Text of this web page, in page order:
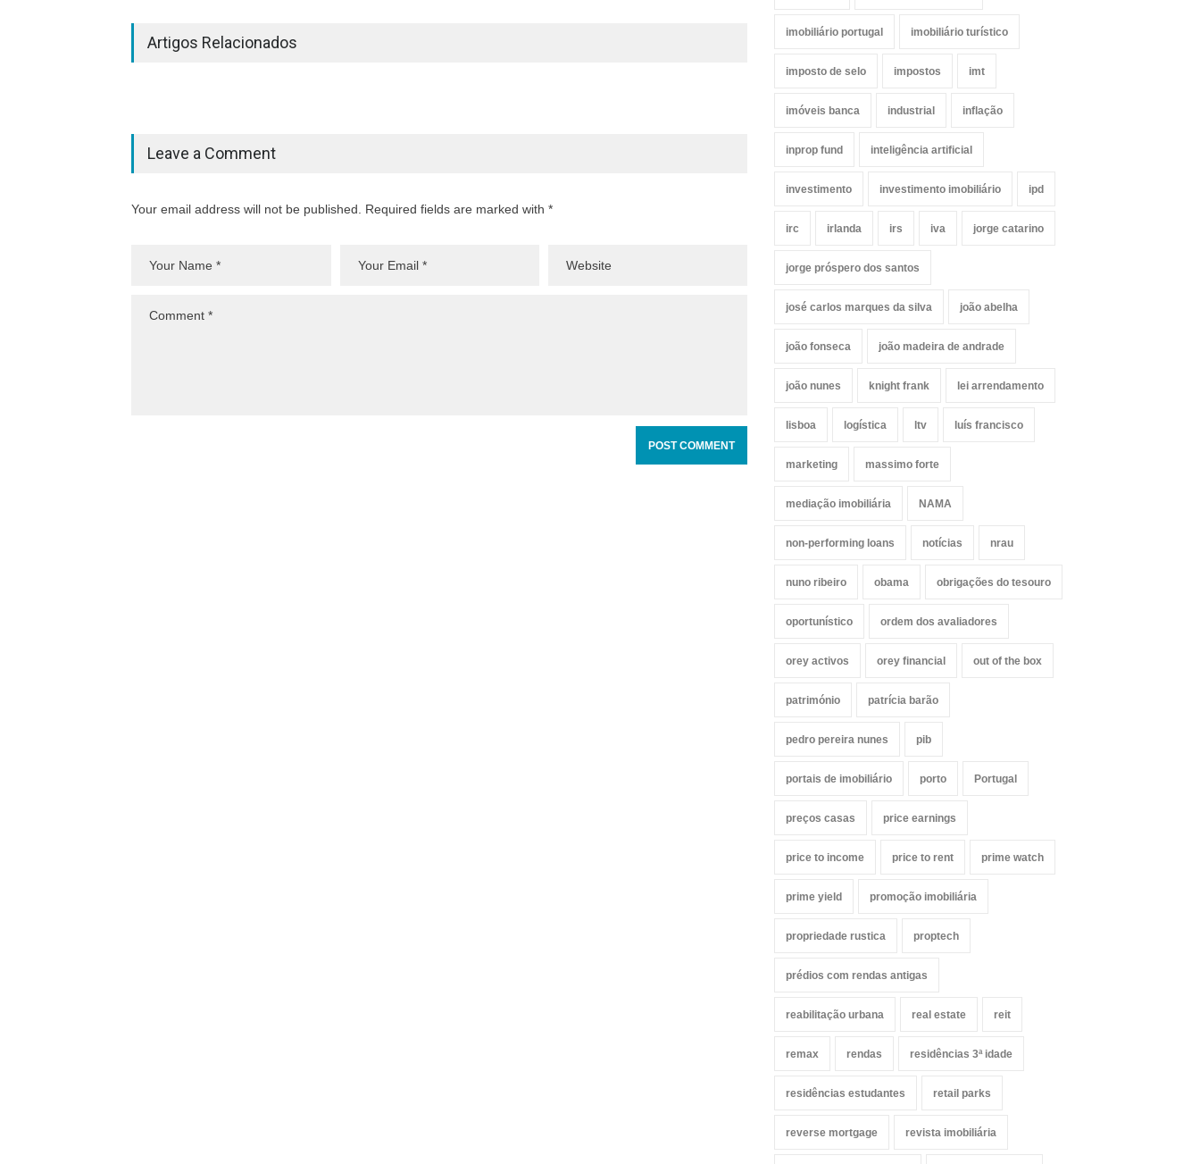
Artigos Relacionados
Leave a Comment
Your email address will not be published. Required fields are marked with *
imobiliário portugal imobiliário turístico
imposto de selo impostos imt
imóveis banca industrial inflação
inprop fund inteligência artificial
investimento investimento imobiliário ipd
irc irlanda irs iva jorge catarino
jorge próspero dos santos
josé carlos marques da silva joão abelha
joão fonseca joão madeira de andrade
joão nunes knight frank lei arrendamento
lisboa logística ltv luís francisco
marketing massimo forte
mediação imobiliária NAMA
non-performing loans notícias nrau
nuno ribeiro obama obrigações do tesouro
oportunístico ordem dos avaliadores
orey activos orey financial out of the box
património patrícia barão
pedro pereira nunes pib
portais de imobiliário porto Portugal
preços casas price earnings
price to income price to rent prime watch
prime yield promoção imobiliária
propriedade rustica proptech
prédios com rendas antigas
reabilitação urbana real estate reit
remax rendas residências 3ª idade
residências estudantes retail parks
reverse mortgage revista imobiliária